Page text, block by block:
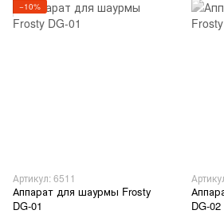
−10%
Артикул: 6511
Аппарат для шаурмы Frosty
DG-01
DG-02